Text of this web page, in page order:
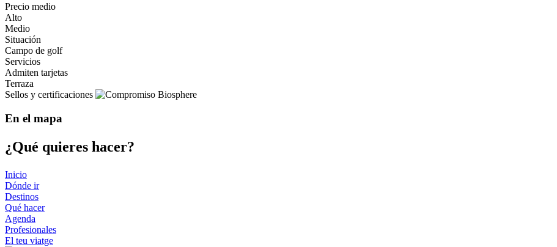
Precio medio
Alto
Medio
Situación
Campo de golf
Servicios
Admiten tarjetas
Terraza
Sellos y certificaciones
En el mapa
¿Qué quieres hacer?
Inicio
Dónde ir
Destinos
Qué hacer
Agenda
Profesionales
El teu viatge